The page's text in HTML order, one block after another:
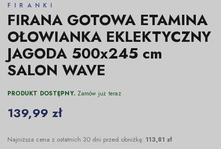
FIRANKI
FIRANA GOTOWA ETAMINA
OŁOWIANKA EKLEKTYCZNY
JAGODA 500x245 cm
SALON WAVE
PRODUKT DOSTĘPNY. Zamów już teraz
139,99 zł
Najniższa cena z ostatnich 30 dni przed obniżką: 113,81 zł